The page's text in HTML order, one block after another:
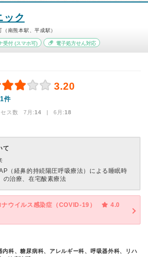
ック
南熊本駅、平成駅）
受付(スマホ可) 電子処方せん対応
3.20
1件
セス数 7月:14 | 6月:18
て
（経鼻的持続陽圧呼吸療法）による睡眠時
の治療、在宅酸素療法
ウイルス感染症（COVID-19）
4.0
内科、糖尿病科、アレルギー科、呼吸器外科、リハ